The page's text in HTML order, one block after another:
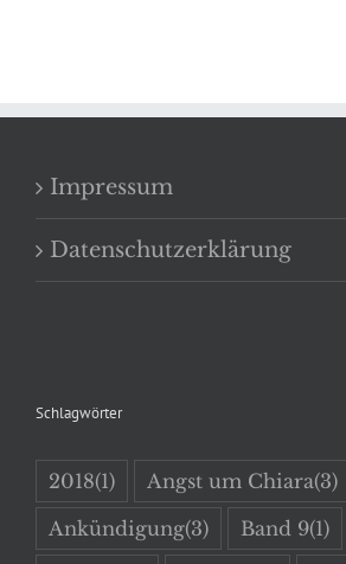
Impressum
Datenschutzerklärung
Schlagwörter
2018(1) Angst um Chiara(3)
Ankündigung(3) Band 9(1)